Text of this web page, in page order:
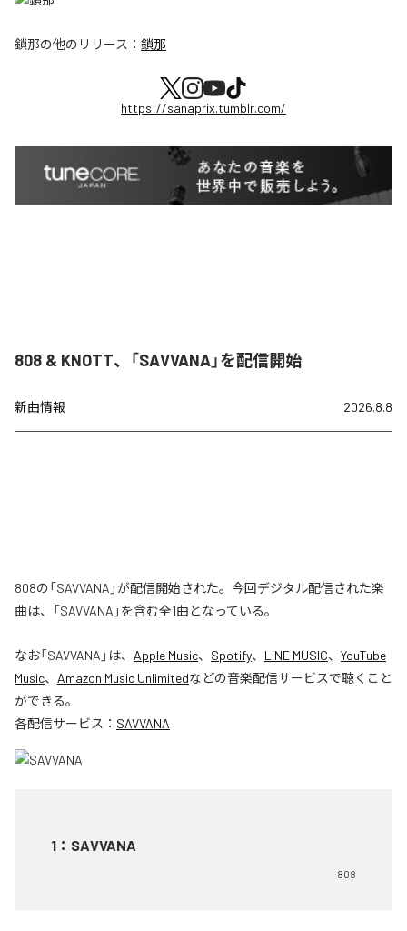
鎖那の他のリリース： 鎖那
https://sanaprix.tumblr.com/
808 & KNOTT、「SAVVANA」を配信開始
新曲情報 2026.8.8
808の「SAVVANA」が配信開始された。今回デジタル配信された楽
曲は、「SAVVANA」を含む全1曲となっている。
なお「SAVVANA 」は、 Apple Music、 Spotify、 LINE MUSIC、 YouTube
Music、 Amazon Music Unlimitedなどの音楽配信サービスで聴くこと
ができる。
各配信サービス： SAVVANA
1 ： SAVVANA
808